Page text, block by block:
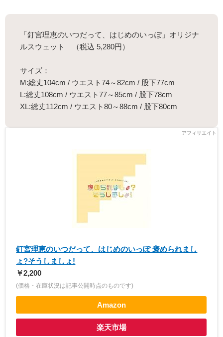
「釘宮理恵のいつだって、はじめのいっぽ」オリジナ
ルスウェット （税込 5,280円）
サイズ：
M:総丈104cm / ウエスト74～82cm / 股下77cm
L:総丈108cm / ウエスト77～85cm / 股下78cm
XL:総丈112cm / ウエスト80～88cm / 股下80cm
釘宮理恵のいつだって、はじめのいっぽ 褒められまし
ょ?そうしましょ!
￥2,200
(価格・在庫状況は記事公開時点のものです)
Amazon
楽天市場